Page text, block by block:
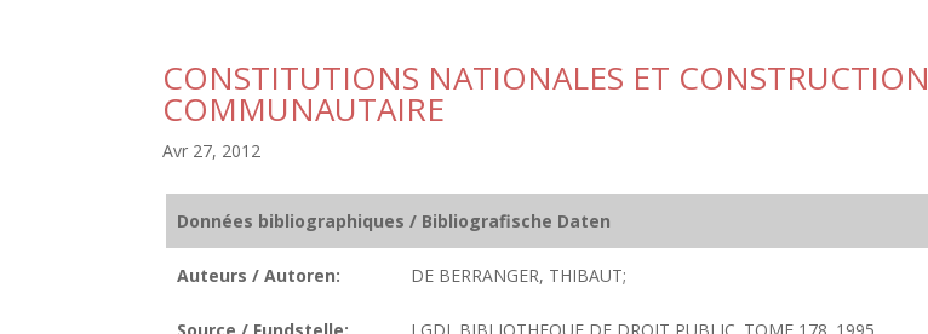
CONSTITUTIONS NATIONALES ET CONSTRUCTION
COMMUNAUTAIRE
Avr 27, 2012
Données bibliographiques / Bibliografische Daten
Auteurs / Autoren: DE BERRANGER, THIBAUT;